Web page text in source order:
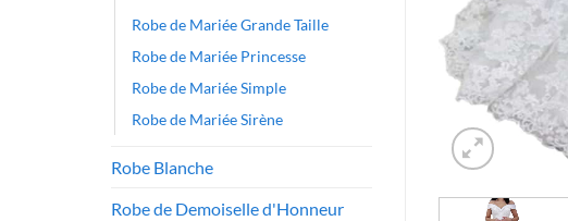
Robe de Mariée Grande Taille
Robe de Mariée Princesse
Robe de Mariée Simple
Robe de Mariée Sirène
Robe Blanche
Robe de Demoiselle d'Honneur